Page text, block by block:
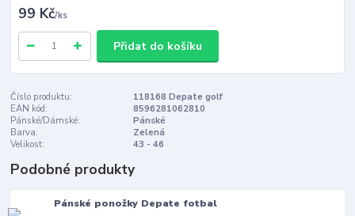
99 Kč/ks
Přidat do košíku
Číslo produktu:
118168 Depate golf
EAN kód:
8596281062810
Pánské/Dámské:
Pánské
Barva:
Zelená
Velikost:
43 - 46
Podobné produkty
Pánské ponožky Depate fotbal